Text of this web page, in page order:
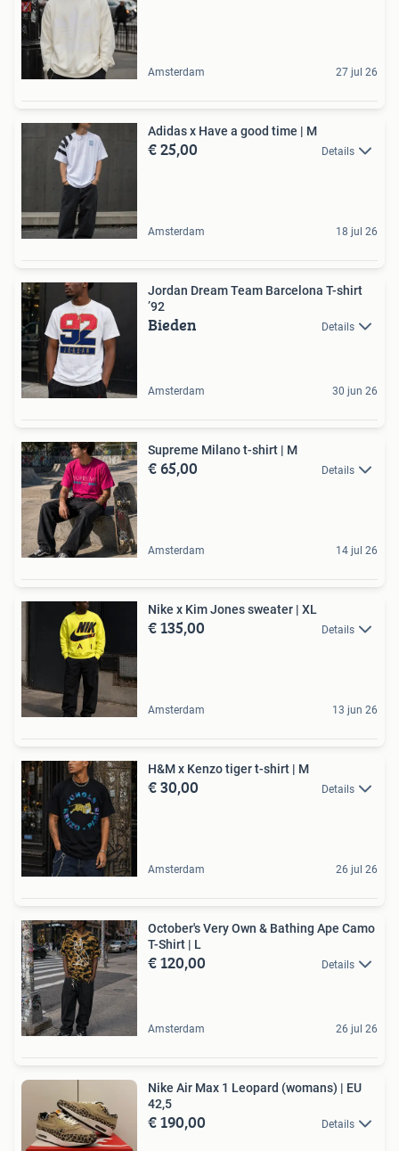
Amsterdam 27 jul 26
Adidas x Have a good time | M
€ 25,00 Details
Amsterdam 18 jul 26
Jordan Dream Team Barcelona T-shirt
’92
Bieden Details
Amsterdam 30 jun 26
Supreme Milano t-shirt | M
€ 65,00 Details
Amsterdam 14 jul 26
Nike x Kim Jones sweater | XL
€ 135,00 Details
Amsterdam 13 jun 26
H&M x Kenzo tiger t-shirt | M
€ 30,00 Details
Amsterdam 26 jul 26
October's Very Own & Bathing Ape Camo
T-Shirt | L
€ 120,00 Details
Amsterdam 26 jul 26
Nike Air Max 1 Leopard (womans) | EU
42,5
€ 190,00 Details